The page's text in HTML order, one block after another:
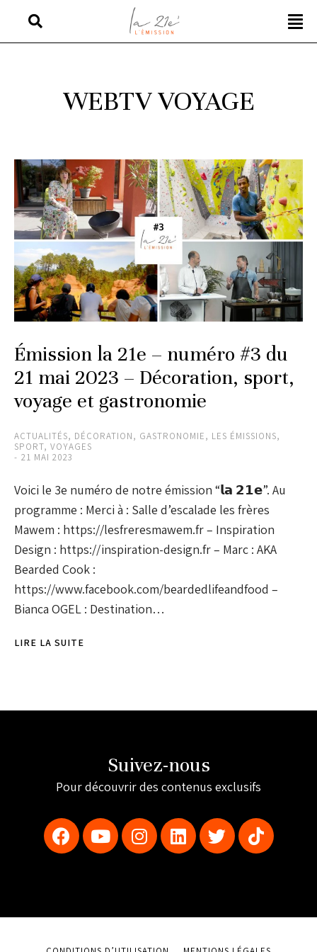
WEBTV VOYAGE
Émission la 21e – numéro #3 du
21 mai 2023 – Décoration, sport,
voyage et gastronomie
ACTUALITÉS, DÉCORATION, GASTRONOMIE, LES ÉMISSIONS,
SPORT, VOYAGES
21 MAI 2023
Voici le 3e numéro de notre émission “𝗹𝗮 𝟮𝟭𝗲”. Au
programme : Merci à : Salle d’escalade les frères
Mawem : https://lesfreresmawem.fr – Inspiration
Design : https://inspiration-design.fr – Marc : AKA
Bearded Cook :
https://www.facebook.com/beardedlifeandfood –
Bianca OGEL : Destination…
LIRE LA SUITE
Suivez-nous
Pour découvrir des contenus exclusifs